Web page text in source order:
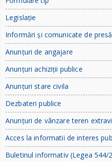
Legislație
Informări și comunicate de presă
Anunțuri de angajare
Anunțuri achiziții publice
Anunțuri stare civila
Dezbateri publice
Anunțuri de vânzare teren
Acces la informatii de interes
Buletinul informativ (Legea 544/